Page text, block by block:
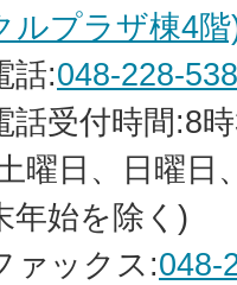
ルプラザ棟4
話:048-228-
話受付時間:8
曜日、日曜日
年始を除く)
ァックス:048-